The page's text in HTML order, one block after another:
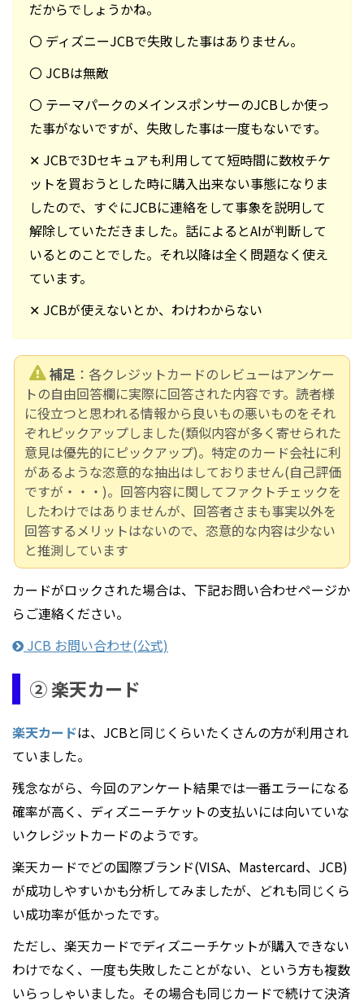
だからでしょうかね。
〇 ディズニーJCBで失敗した事はありません。
〇 JCBは無敵
〇 テーマパークのメインスポンサーのJCBしか使っ
た事がないですが、失敗した事は一度もないです。
✕ JCBで3Dセキュアも利用してて短時間に数枚チケ
ットを買おうとした時に購入出来ない事態になりま
したので、すぐにJCBに連絡をして事象を説明して
解除していただきました。話によるとAIが判断して
いるとのことでした。それ以降は全く問題なく使え
ています。
✕ JCBが使えないとか、わけわからない
補足 ：各クレジットカードのレビューはアンケー
トの自由回答欄に実際に回答された内容です。読者様
に役立つと思われる情報から良いもの悪いものをそれ
ぞれピックアップしました(類似内容が多く寄せられた
意見は優先的にピックアップ)。特定のカード会社に利
があるような恣意的な抽出はしておりません(自己評価
ですが・・・)。回答内容に関してファクトチェックを
したわけではありませんが、回答者さまも事実以外を
回答するメリットはないので、恣意的な内容は少ない
と推測しています
カードがロックされた場合は、下記お問い合わせページか
らご連絡ください。
JCB お問い合わせ(公式)
② 楽天カード
楽天カードは、JCBと同じくらいたくさんの方が利用され
ていました。
残念ながら、今回のアンケート結果では一番エラーになる
確率が高く、ディズニーチケットの支払いには向いていな
いクレジットカードのようです。
楽天カードでどの国際ブランド(VISA、Mastercard、JCB)
が成功しやすいかも分析してみましたが、どれも同じくら
い成功率が低かったです。
ただし、楽天カードでディズニーチケットが購入できない
わけでなく、一度も失敗したことがない、という方も複数
いらっしゃいました。その場合も同じカードで続けて決済